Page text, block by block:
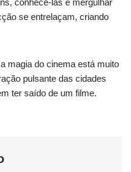
conhecê-las é mergulhar
se entrelaçam, criando
magia do cinema está muito
pulsante das cidades
ter saído de um filme.